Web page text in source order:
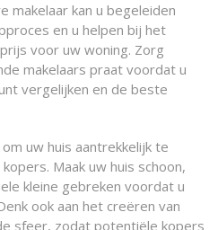
makelaar kan u begeleiden
en u helpen bij het
voor uw woning. Zorg
makelaars praat voordat u
vergelijken en de beste
uw huis aantrekkelijk te
Maak uw huis schoon,
kleine gebreken voordat u
ook aan het creëren van
sfeer, zodat potentiële kopers